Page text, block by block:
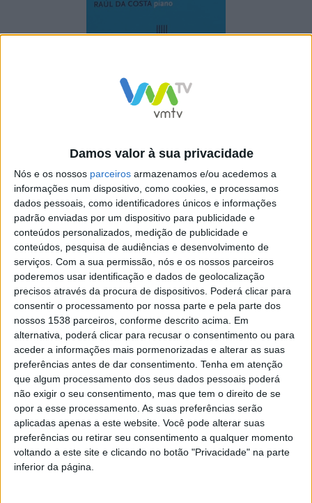
Damos valor à sua privacidade
Nós e os nossos parceiros armazenamos e/ou acedemos a
informações num dispositivo, como cookies, e processamos
dados pessoais, como identificadores únicos e informações
padrão enviadas por um dispositivo para publicidade e
conteúdos personalizados, medição de publicidade e
conteúdos, pesquisa de audiências e desenvolvimento de
serviços. Com a sua permissão, nós e os nossos parceiros
poderemos usar identificação e dados de geolocalização
precisos através da procura de dispositivos. Poderá clicar para
consentir o processamento por nossa parte e pela parte dos
nossos 1538 parceiros, conforme descrito acima. Em
alternativa, poderá clicar para recusar o consentimento ou para
aceder a informações mais pormenorizadas e alterar as suas
preferências antes de dar consentimento. Tenha em atenção
que algum processamento dos seus dados pessoais poderá
não exigir o seu consentimento, mas que tem o direito de se
opor a esse processamento. As suas preferências serão
aplicadas apenas a este website. Você pode alterar suas
preferências ou retirar seu consentimento a qualquer momento
voltando a este site e clicando no botão "Privacidade" na parte
inferior da página.
Os Portuguese Chamber Soloists vão interpretar obras
de L. Farrenc, D. Milhaud, e F. Poulenc.
Obras de requalificação na
A28 entre Viana do Castelo e
a Póvoa de Varzim
Homem detido por violência
doméstica e apreensão de